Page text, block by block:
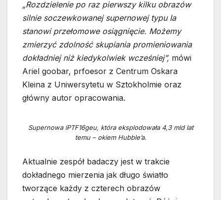
„Rozdzielenie po raz pierwszy kilku obrazów
silnie soczewkowanej supernowej typu Ia
stanowi przełomowe osiągnięcie. Możemy
zmierzyć zdolność skupiania promieniowania
dokładniej niż kiedykolwiek wcześniej”, mówi
Ariel goobar, prfoesor z Centrum Oskara
Kleina z Uniwersytetu w Sztokholmie oraz
główny autor opracowania.
Supernowa iPTF16geu, która eksplodowała 4,3 mld lat
temu – okiem Hubble’a.
Aktualnie zespół badaczy jest w trakcie
dokładnego mierzenia jak długo światło
tworzące każdy z czterech obrazów